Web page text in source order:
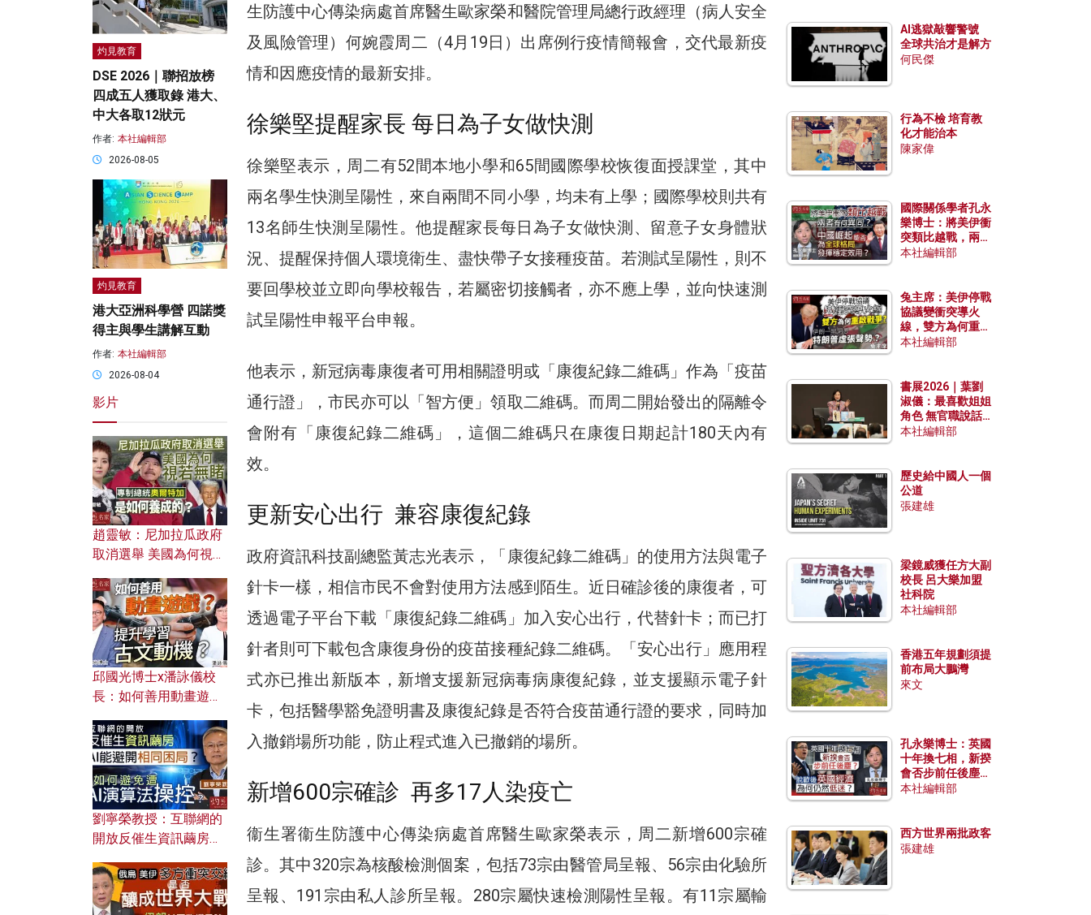
生防護中心傳染病處首席醫生歐家榮和醫院管理局總行政經理（病人安全
及風險管理）何婉霞周二（4月19日）出席例行疫情簡報會，交代最新疫
情和因應疫情的最新安排。
徐樂堅提醒家長 每日為子女做快測
徐樂堅表示，周二有52間本地小學和65間國際學校恢復面授課堂，其中
兩名學生快測呈陽性，來自兩間不同小學，均未有上學；國際學校則共有
13名師生快測呈陽性。他提醒家長每日為子女做快測、留意子女身體狀
況、提醒保持個人環境衛生、盡快帶子女接種疫苗。若測試呈陽性，則不
要回學校並立即向學校報告，若屬密切接觸者，亦不應上學，並向快速測
試呈陽性申報平台申報。
他表示，新冠病毒康復者可用相關證明或「康復紀錄二維碼」作為「疫苗
通行證」，市民亦可以「智方便」領取二維碼。而周二開始發出的隔離令
會附有「康復紀錄二維碼」，這個二維碼只在康復日期起計180天內有
效。
更新安心出行 兼容康復紀錄
政府資訊科技副總監黃志光表示，「康復紀錄二維碼」的使用方法與電子
針卡一樣，相信市民不會對使用方法感到陌生。近日確診後的康復者，可
透過電子平台下載「康復紀錄二維碼」加入安心出行，代替針卡；而已打
針者則可下載包含康復身份的疫苗接種紀錄二維碼。「安心出行」應用程
式亦已推出新版本，新增支援新冠病毒病康復紀錄，並支援顯示電子針
卡，包括醫學豁免證明書及康復紀錄是否符合疫苗通行證的要求，同時加
入撤銷場所功能，防止程式進入已撤銷的場所。
新增600宗確診 再多17人染疫亡
衞生署衞生防護中心傳染病處首席醫生歐家榮表示，周二新增600宗確
診。其中320宗為核酸檢測個案，包括73宗由醫管局呈報、56宗由化驗所
呈報、191宗由私人診所呈報。280宗屬快速檢測陽性呈報。有11宗屬輸
灼見教育
DSE 2026｜聯招放榜
四成五人獲取錄 港大、
中大各取12狀元
作者: 本社編輯部
2026-08-05
灼見教育
港大亞洲科學營 四諾獎
得主與學生講解互動
作者: 本社編輯部
2026-08-04
影片
趙靈敏：尼加拉瓜政府
取消選舉 美國為何視若
加是如何養成的？
邱國光博士x潘詠儀校
長：如何善用動畫遊戲
劉寧榮教授：互聯網的
開放反催生資訊繭房，
何避免遭AI演算法操
控？
AI逃獄敲響警號
全球共治才是解方
何民傑
行為不檢 培育教
化才能治本
陳家偉
國際關係學者孔永
樂博士：將美伊衝
突類比越戰，兩者
有何異同？中國崛
本社編輯部
兔主席：美伊停戰
協議變衝突導火
線，雙方為何重啟
戰爭？伊朗一早洞
本社編輯部
書展2026｜葉劉
淑儀：最喜歡姐姐
角色 無官職說話
包袱少
本社編輯部
歷史給中國人一個
公道
張建雄
梁鏡威獲任方大副
校長 呂大樂加盟
社科院
本社編輯部
香港五年規劃須提
前布局大鵬灣
來文
孔永樂博士：英國
十年換七相，新揆
會否步前任後塵？
脫歐後英國經濟為
本社編輯部
西方世界兩批政客
張建雄